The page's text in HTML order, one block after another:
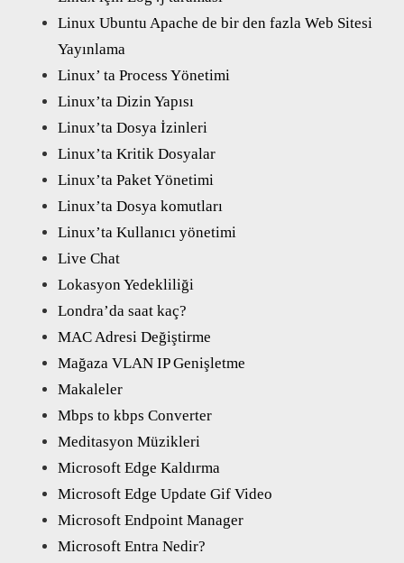
Linux Ubuntu Apache de bir den fazla Web Sitesi
Yayınlama
Linux’ ta Process Yönetimi
Linux’ta Dizin Yapısı
Linux’ta Dosya İzinleri
Linux’ta Kritik Dosyalar
Linux’ta Paket Yönetimi
Linux’ta Dosya komutları
Linux’ta Kullanıcı yönetimi
Live Chat
Lokasyon Yedekliliği
Londra’da saat kaç?
MAC Adresi Değiştirme
Mağaza VLAN IP Genişletme
Makaleler
Mbps to kbps Converter
Meditasyon Müzikleri
Microsoft Edge Kaldırma
Microsoft Edge Update Gif Video
Microsoft Endpoint Manager
Microsoft Entra Nedir?